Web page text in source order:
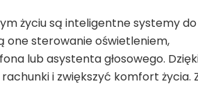
życiu są inteligentne systemy do
one sterowanie oświetleniem,
lub asystenta głosowego.
i zwiększyć komfort życia.